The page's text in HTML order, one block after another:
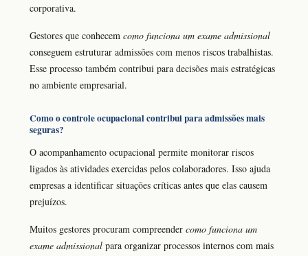
corporativa.
Gestores que conhecem como funciona um exame admissional
conseguem estruturar admissões com menos riscos trabalhistas.
Esse processo também contribui para decisões mais estratégicas
no ambiente empresarial.
Como o controle ocupacional contribui para admissões mais
seguras?
O acompanhamento ocupacional permite monitorar riscos
ligados às atividades exercidas pelos colaboradores. Isso ajuda
empresas a identificar situações críticas antes que elas causem
prejuízos.
Muitos gestores procuram compreender como funciona um
exame admissional para organizar processos internos com mais